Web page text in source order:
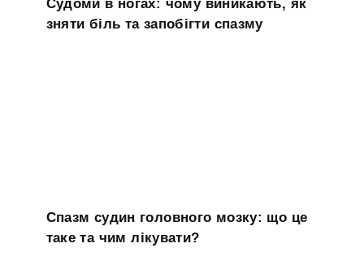
зняти біль та запобігти спазму
Спазм судин головного мозку: що це
таке та чим лікувати?